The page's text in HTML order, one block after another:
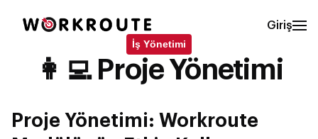
Giriş
İş Yönetimi
👩‍💻 Proje Yönetimi
Proje Yönetimi: Workroute